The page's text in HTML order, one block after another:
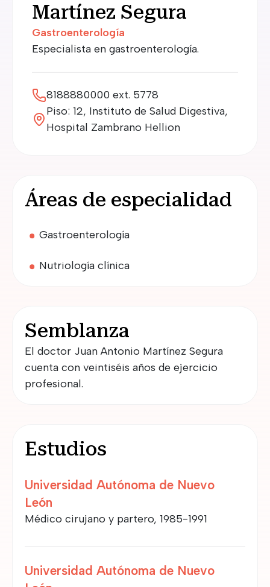
Especialista en gastroenterología.
8188880000 ext. 5778
Piso: 12, Instituto de Salud Digestiva,
Hospital Zambrano Hellion
Martínez Segura
Gastroenterología
Áreas de especialidad
Gastroenterología
Nutriología clínica
Semblanza
El doctor Juan Antonio Martínez Segura
cuenta con veintiséis años de ejercicio
profesional.
Estudios
Universidad Autónoma de Nuevo
León
Médico cirujano y partero, 1985-1991
Universidad Autónoma de Nuevo